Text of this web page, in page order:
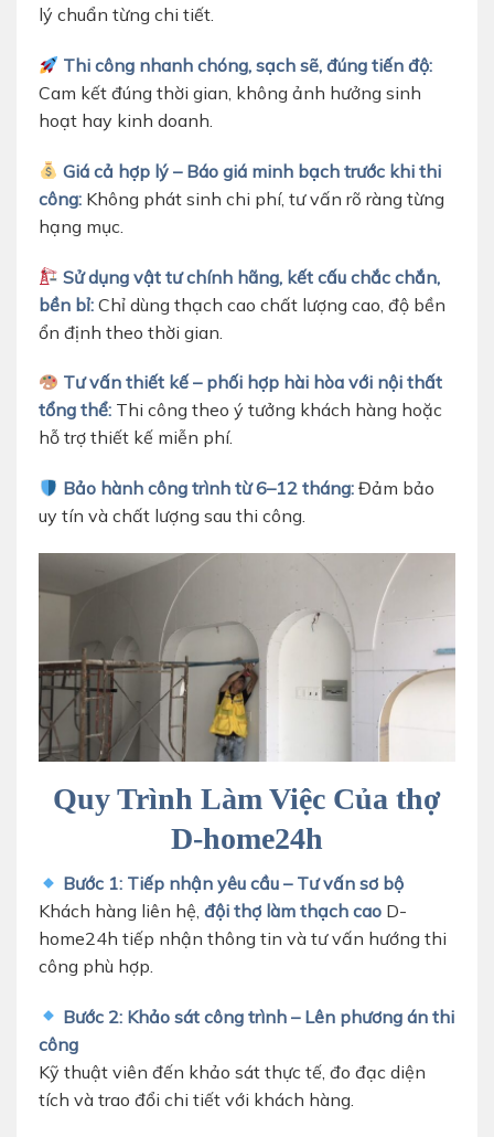
lý chuẩn từng chi tiết.
Thi công nhanh chóng, sạch sẽ, đúng tiến độ:
Cam kết đúng thời gian, không ảnh hưởng sinh
hoạt hay kinh doanh.
Giá cả hợp lý – Báo giá minh bạch trước khi thi
công: Không phát sinh chi phí, tư vấn rõ ràng từng
hạng mục.
Sử dụng vật tư chính hãng, kết cấu chắc chắn,
bền bỉ: Chỉ dùng thạch cao chất lượng cao, độ bền
ổn định theo thời gian.
Tư vấn thiết kế – phối hợp hài hòa với nội thất
tổng thể: Thi công theo ý tưởng khách hàng hoặc
hỗ trợ thiết kế miễn phí.
Bảo hành công trình từ 6–12 tháng:Đảm bảo
uy tín và chất lượng sau thi công.
Quy Trình Làm Việc Của thợ
D-home24h
Bước 1: Tiếp nhận yêu cầu – Tư vấn sơ bộ
Khách hàng liên hệ, đội thợ làm thạch cao D-
home24h tiếp nhận thông tin và tư vấn hướng thi
công phù hợp.
Bước 2: Khảo sát công trình – Lên phương án thi
công
Kỹ thuật viên đến khảo sát thực tế, đo đạc diện
tích và trao đổi chi tiết với khách hàng.